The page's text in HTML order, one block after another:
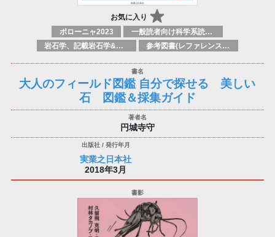
お気に入り
ボローニャ2023
一般読者向け科学系読み物
岩石学、記載岩石学&鉱物学
参考図書(レファレンスブック)
大人のフィールド図鑑 自分で探せる 美しい
石 図鑑＆採集ガイド
円城寺守
実業之日本社
2018年3月